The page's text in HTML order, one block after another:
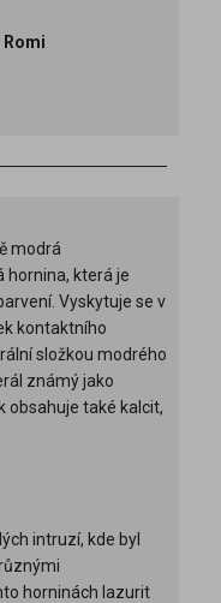
modrá
která je
Vyskytuje se v
kontaktního
složkou modrého
známý jako
obsahuje také kalcit,
intruzí, kde byl
horninách lazurit